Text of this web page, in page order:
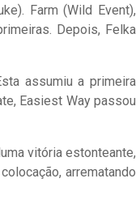
Farm (Wild Event),
Depois, Felka
assumiu a primeira
Easiest Way passou
vitória estonteante,
arrematando